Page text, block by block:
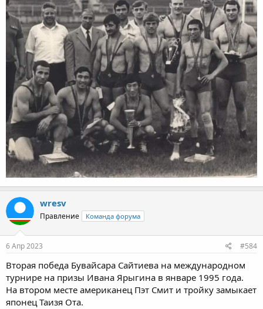
wresv
Правление Команда форума
6 Апр 2023 #584
Вторая победа Бувайсара Сайтиева на международном
турнире на призы Ивана Ярыгина в январе 1995 года.
На втором месте американец Пэт Смит и тройку замыкает
японец Таизя Ота.